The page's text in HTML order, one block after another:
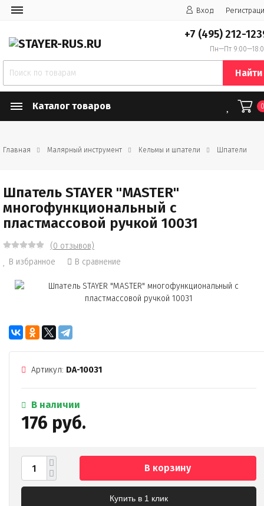
Вход
+7 (495) 212-
Пн—Пт
Найти
Каталог товаров
Главная Малярный инструмент Кельмы и шпатели Шпатели
Шпатель STAYER "MASTER"
многофункциональный c
пластмассовой ручкой 10031
(0 отзывов)
В избранное
В сравнение
Артикул: DA-10031
В наличии
176 руб.
В корзину
Купить в 1 клик